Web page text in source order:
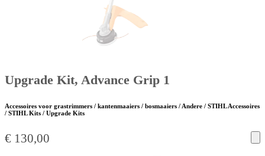
Upgrade Kit, Advance Grip 1
Accessoires voor grastrimmers / kantenmaaiers / bosmaaiers / Andere / STIHL Accessoires
/ STIHL Kits / Upgrade Kits
€ 130,00